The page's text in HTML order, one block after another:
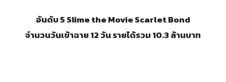
อันดับ 5 Slime the Movie Scarlet Bond
จำนวนวันเข้าฉาย 12 วัน รายได้รวม 10.3 ล้านบาท